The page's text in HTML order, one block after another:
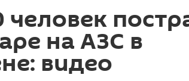
человек
на АЗС в
видео